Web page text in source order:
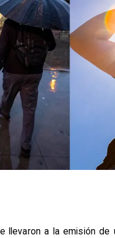
llevaron a la emisión de